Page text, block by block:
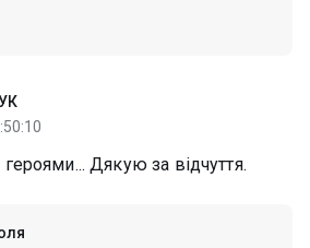
Дякую за відчуття.